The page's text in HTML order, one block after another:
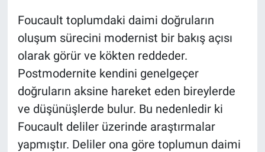
Foucault toplumdaki daimi doğruların
oluşum sürecini modernist bir bakış açısı
olarak görür ve kökten reddeder.
Postmodernite kendini genelgeçer
doğruların aksine hareket eden bireylerde
ve düşünüşlerde bulur. Bu nedenledir ki
Foucault deliler üzerinde araştırmalar
yapmıştır. Deliler ona göre toplumun daimi